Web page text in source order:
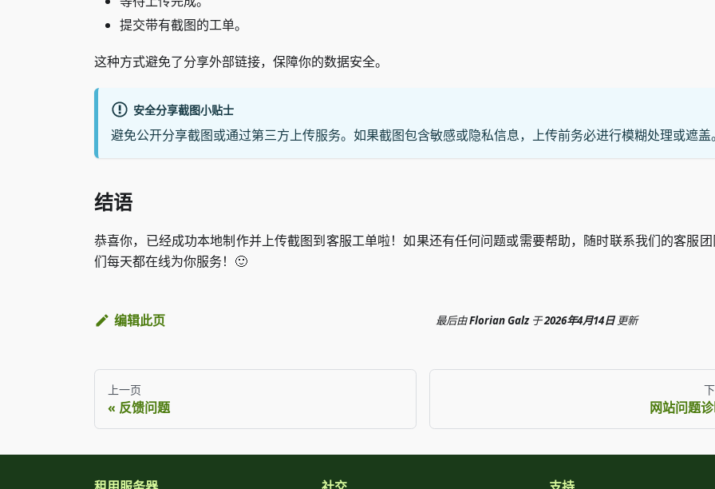
提交带有截图的工单。
这种方式避免了分享外部链接，保障你的数据安全。
安全分享截图小贴士
避免公开分享截图或通过第三方上传服务。如果截图包含敏感或隐私信息，上传前务必进行模糊处理或遮盖
结语
恭喜你，已经成功本地制作并上传截图到客服工单啦！如果还有任何问题或需要帮助，随时联系我们的客服
们每天都在线为你服务！🙂
编辑此页 最后由Florian Galz 于2026年4月14日 更新
上一页
反馈问题 网站问题